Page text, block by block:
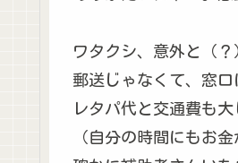
ワタクシ、意外と（？
郵送じゃなくて、窓口
レタパ代と交通費も大
（自分の時間にもお